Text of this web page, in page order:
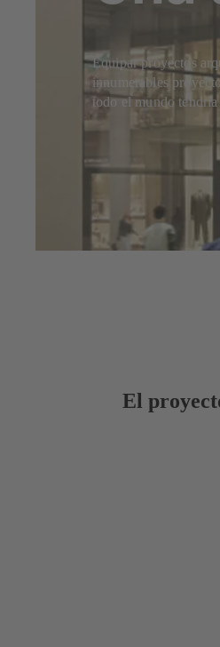
Equipar proyectos
innumerables
todo el mundo
El